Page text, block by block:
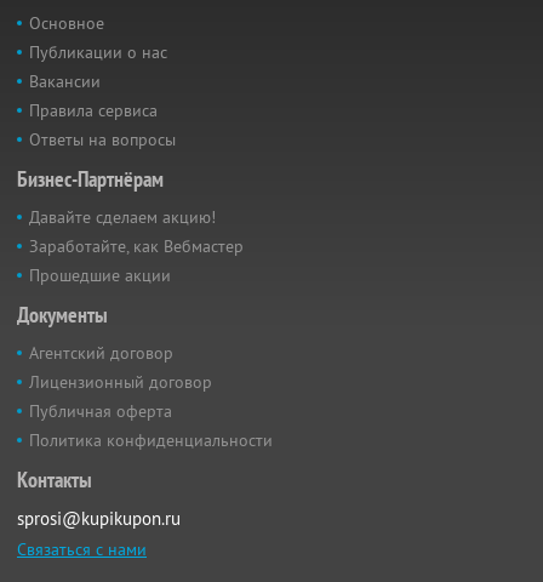
Основное
Публикации о нас
Вакансии
Правила сервиса
Ответы на вопросы
Бизнес-Партнёрам
Давайте сделаем акцию!
Заработайте, как Вебмастер
Прошедшие акции
Документы
Агентский договор
Лицензионный договор
Публичная оферта
Политика конфиденциальности
Контакты
sprosi@kupikupon.ru
Связаться с нами